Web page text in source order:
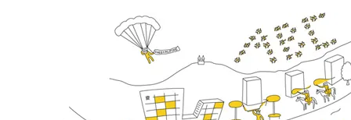
Ausstellungen,
„Faserzone“